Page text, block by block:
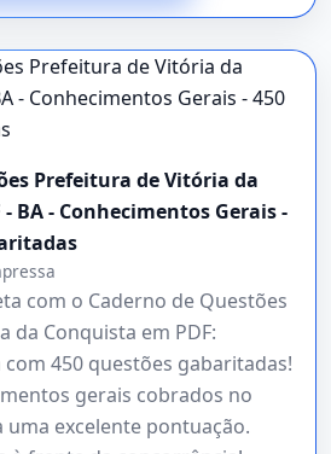
Prefeitura de Vitória da
BA - Conhecimentos Gerais -
com o Caderno de Questões
da Conquista em PDF:
450 questões gabaritadas!
gerais cobrados no
excelente pontuação.